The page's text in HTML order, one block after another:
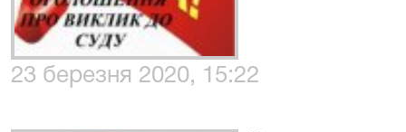
23 березня 2020, 15:22